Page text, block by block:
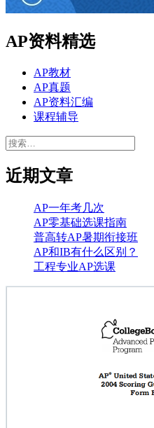
AP资料精选
AP教材
AP真题
AP资料汇编
课程辅导
搜
近期文章
AP一年考几次
AP零基础选课指南
普高转AP暑期衔接班
AP和IB有什么区别？
工程专业AP选课